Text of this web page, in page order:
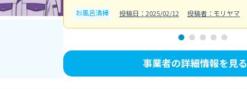
お風呂清掃 投稿日：2025/02/12 投稿者：モリヤマ
事業者の詳細情報を見る